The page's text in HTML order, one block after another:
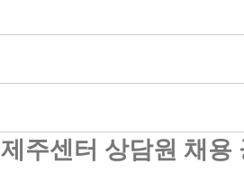
제주센터 상담원 채용